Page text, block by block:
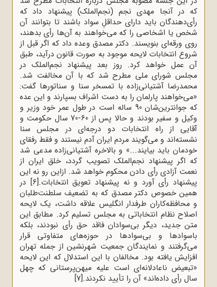
که در آنجا مهدی نجم (نجم‌الملک) پیشنهاد داد که
رأی‌دهندگان باید دارای حداقلِ سواد باشند تا بتوانند آن
شخص یا اشخاصی را که می‌خواهند به آن‌ها رأی بدهند،
روی ورقه‌ای بنویسند. دکتر مصدق وعده داد که اگر قبل از
شروع انتخابات لایحه موجود به صورت قانون درآید، طبق
آن عمل خواهد کرد. روز بعد پیشنهاد نجم‌الملک در
مجلس شورای ملی مطرح شد که با آن مخالفت شد.
محمدرضا آشتیانی‌زاده با تمسخر سنا و سناتورها گفت:
«می‌خواهند پارلمان را به دست اشراف بسپارند و این عده
که جوانترین‌شان 90 ساله است در طول عمر خود وزیر و
وکیل و سفیر بودند و حالا پس از 60-70 سال حکومت و
آقایی از راه انتخابات دو درجه‌ای در مجلس سنا
نشسته‌اند و می‌گویند مردم ایران آدم نیستند و فقط رفقای
خودمان باید بیایند...» و بالاخره آشتیانی‌زاده مدعی شد
که اگر پیشنهاد نجم‌الملک تصویب گردد، خلق ایران از
نعمت آزادی رأی دادن محکوم خواهد شد. ازاین رو نه این
پیشنهاد رأی آورد و نه پیشنهاد تعویق انتخابات.[6]
در
همین خصوص دکتر مصدق که به تضعیف سلطنت‌طلبان
و محافظه‌کاران طرفدار انگلیس علاقه داشت، یک لایحه
اصلاح نظام انتخاباتی به مجلس تسلیم کرد. مطابق این
متن جدید، دیگر بی‌سوادان فاقد حق رأی نبودند، بلکه
باسوادها و بی‌سوادها در حوزه‌های متفاوتی قرار
می‌گرفتند و نمایندگان جمعیت شهرنشین از جمله تهران
افزایش یافته بود. مخالفان با این استدلال که این لایحه
«تبعیض ناعادلانه‌ای است علیه میهن‌پرستانی که چهل
سال رأی داده‌اند» آن را تأیید نکردند.[7]